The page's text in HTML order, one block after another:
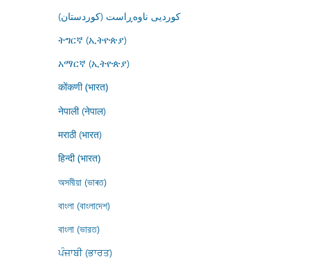
کوردیی ناوەڕاست (کوردستان)
ትግርኛ (ኢትዮጵያ)
አማርኛ (ኢትዮጵያ)
कोंकणी (भारत)
नेपाली (नेपाल)
मराठी (भारत)
हिन्दी (भारत)
অসমীয়া (ভাৰত)
বাংলা (বাংলাদেশ)
বাংলা (ভারত)
ਪੰਜਾਬੀ (ਭਾਰਤ)